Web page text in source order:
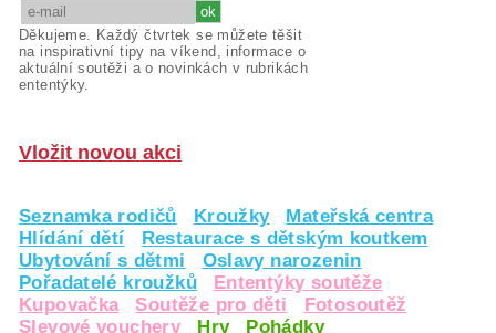
Děkujeme. Každý čtvrtek se můžete těšit
na inspirativní tipy na víkend, informace o
aktuální soutěži a o novinkách v rubrikách
ententýky.
Vložit novou akci
Seznamka rodičů Kroužky
Mateřská centra
Hlídání dětí
Restaurace s dětským koutkem
Ubytování s dětmi
Oslavy narozenin
Pořadatelé kroužků
Ententýky soutěže
Kupovačka
Soutěže pro děti
Fotosoutěž
Slevové vouchery
Hry Pohádky